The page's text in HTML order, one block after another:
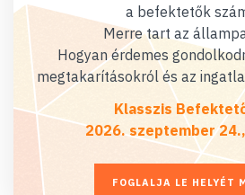
a befektetők
Merre tart az
Hogyan érdemes
megtakarításokról és az
Klasszis
2026. szeptember
FOGLALJA LE HELYÉT